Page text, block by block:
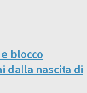
blocco
dalla nascita di